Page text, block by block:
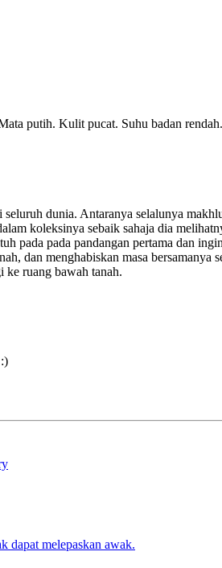
putih. Kulit pucat. Suhu badan
dunia. Antaranya selalunya
koleksinya sebaik sahaja dia
pada pada pandangan pertama dan
dan menghabiskan masa
ke ruang bawah tanah.
dapat melepaskan awak.